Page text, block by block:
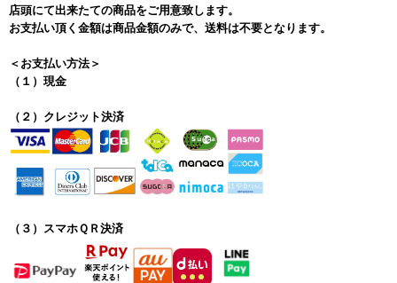
店頭にて出来たての商品をご用意致します。
お支払い頂く金額は商品金額のみで、送料は不要となります。
＜お支払い方法＞
（１）現金
（２）クレジット決済
（３）スマホＱＲ決済